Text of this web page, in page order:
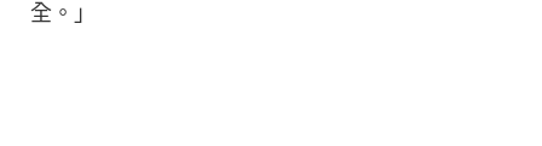
全。」